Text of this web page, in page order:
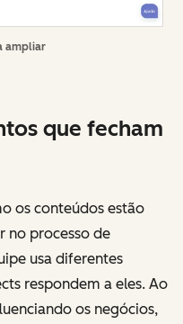
ampliar
que fecham
os conteúdos estão
no processo de
usa diferentes
respondem a eles. Ao
os negócios,